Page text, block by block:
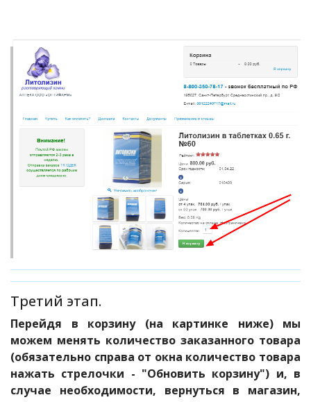
Третий этап.
Перейдя в корзину (на картинке ниже) мы
можем менять количество заказанного товара
(обязательно справа от окна количество товара
нажать стрелочки - "Обновить корзину") и, в
случае необходимости, вернуться в магазин,